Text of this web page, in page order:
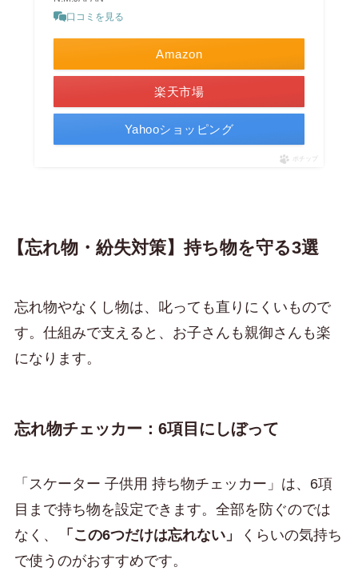
口コミを見る
Amazon
楽天市場
Yahooショッピング
ポチップ
【忘れ物・紛失対策】持ち物を守る3選
忘れ物やなくし物は、叱っても直りにくいもので
す。仕組みで支えると、お子さんも親御さんも楽
になります。
忘れ物チェッカー：6項目にしぼって
「スケーター 子供用 持ち物チェッカー」は、6項
目まで持ち物を設定できます。全部を防ぐのでは
なく、
「この6つだけは忘れない」
くらいの気持ち
で使うのがおすすめです。